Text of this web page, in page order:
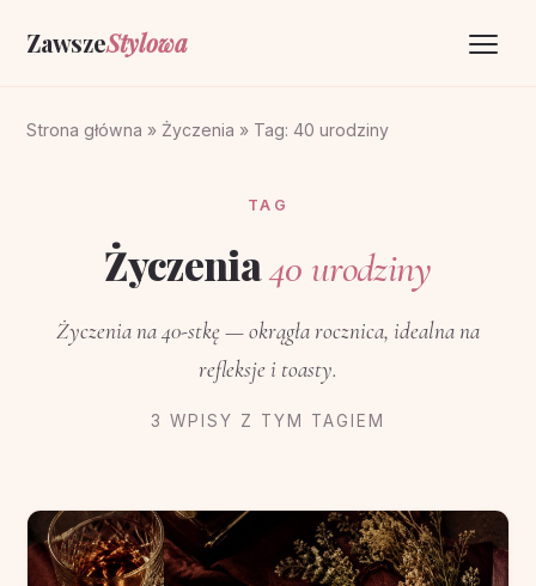
ZawszeStylowa
Kontakt
Strona główna » Życzenia » Tag: 40 urodziny
TAG
Życzenia40 urodziny
Życzenia na 40-stkę — okrągła rocznica, idealna na
refleksje i toasty.
3 WPISY Z TYM TAGIEM